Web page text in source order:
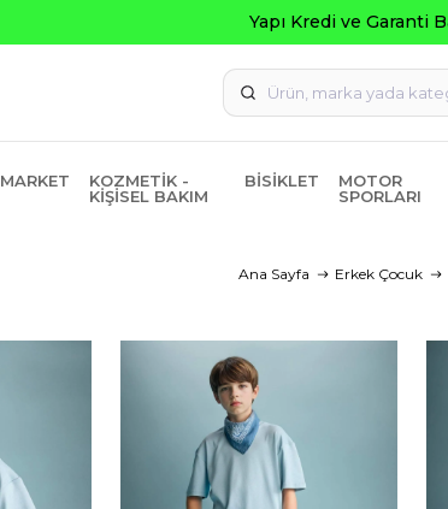
Garanti Bankasına Peşin Fiyatına 6 Taksit
KOZMETIK -
KIŞISEL BAKIM
BISIKLET
MOTOR
SPORLARI
Ana Sayfa Erkek Çocuk